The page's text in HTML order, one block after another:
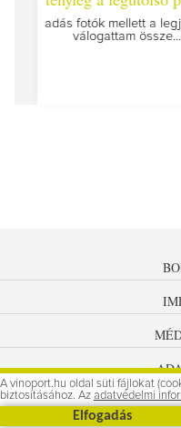
Megírtuk a
A vinoport.hu oldal süti fájlokat
biztosításához. Az adatvédelmi
Elfogadás